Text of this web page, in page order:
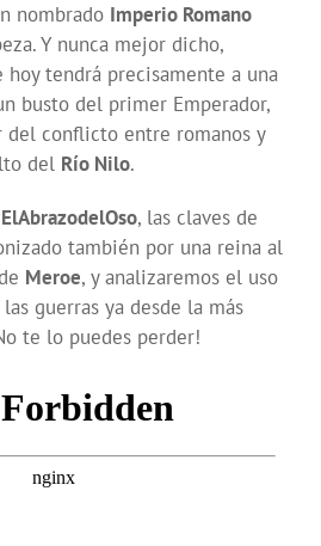
nombrado Imperio Romano
Y nunca mejor dicho,
tendrá precisamente a una
busto del primer Emperador,
conflicto entre romanos y
del Río Nilo.
, las claves de
también por una reina al
Meroe, y analizaremos el uso
guerras ya desde la más
te lo puedes perder!